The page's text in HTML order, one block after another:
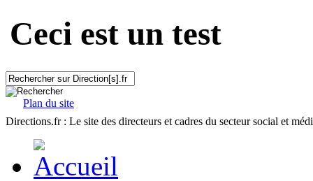
Ceci est un test
Plan du site
Directions.fr : Le site des directeurs et cadres du secteur social et